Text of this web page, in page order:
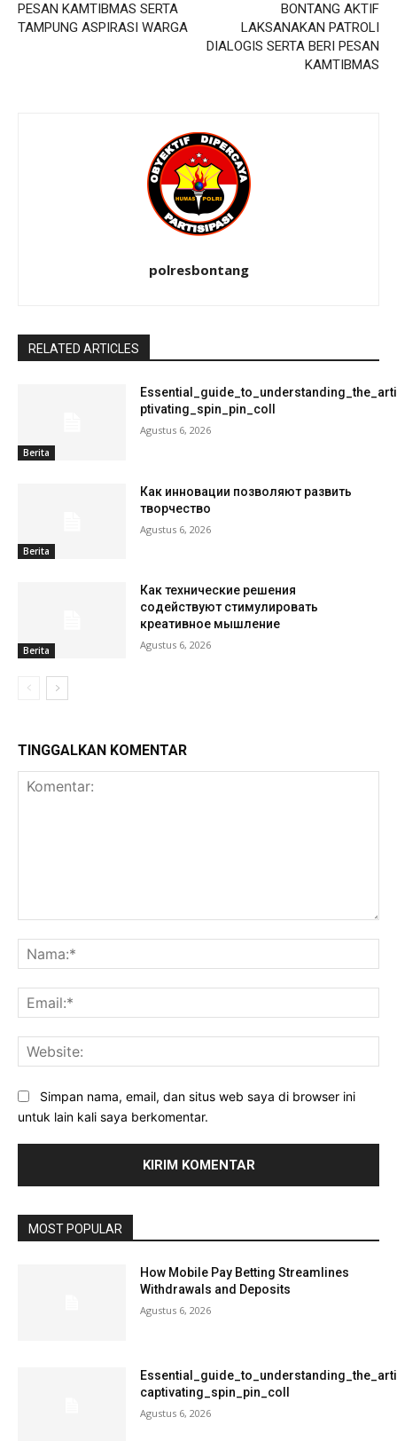
PESAN KAMTIBMAS SERTA
TAMPUNG ASPIRASI WARGA
BONTANG AKTIF
LAKSANAKAN PATROLI
DIALOGIS SERTA BERI PESAN
KAMTIBMAS
polresbontang
RELATED ARTICLES
Berita
ptivating_spin_pin_coll
Agustus 6, 2026
Berita
Как инновации позволяют развить
творчество
Agustus 6, 2026
Berita
Как технические решения
содействуют стимулировать
креативное мышление
Agustus 6, 2026
TINGGALKAN KOMENTAR
Simpan nama, email, dan situs web saya di browser ini
untuk lain kali saya berkomentar.
MOST POPULAR
How Mobile Pay Betting Streamlines
Withdrawals and Deposits
Agustus 6, 2026
captivating_spin_pin_coll
Agustus 6, 2026